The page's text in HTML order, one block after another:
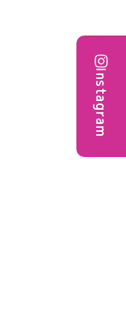
Instagram